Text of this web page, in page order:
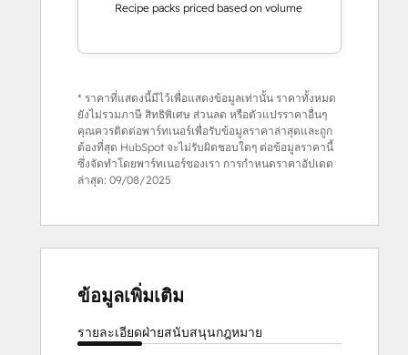
Recipe packs priced based on volume
* ราคาที่แสดงนี้มีไว้เพื่อแสดงข้อมูลเท่านั้น ราคาทั้งหมด
ยังไม่รวมภาษี สิทธิพิเศษ ส่วนลด หรือตัวแปรราคาอื่นๆ
คุณควรติดต่อพาร์ทเนอร์เพื่อรับข้อมูลราคาล่าสุดและถูก
ต้องที่สุด HubSpot จะไม่รับผิดชอบใดๆ ต่อข้อมูลราคานี้
ซึ่งจัดทำโดยพาร์ทเนอร์ของเรา การกำหนดราคาอัปเดต
ล่าสุด: 09/08/2025
ข้อมูลเพิ่มเติม
รายละเอียดฝ่ายสนับสนุนกฎหมาย